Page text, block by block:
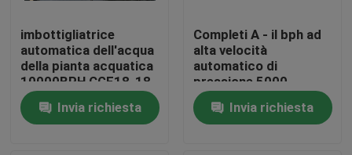
Casa
Prodotti
imbottigliatrice
automatica dell'acqua
della pianta acquatica
10000BPH CGF18-18-
6 3-IN-1
Invia richiesta
Completi A - il bph ad
alta velocità
automatico di
pressione 5000
dell'imbottigliatrice
dell'acqua di Z
Invia richiesta